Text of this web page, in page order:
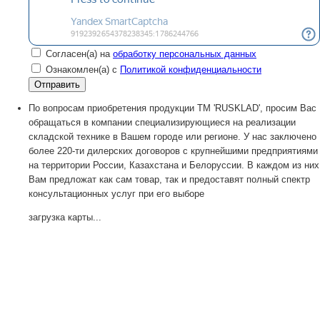
Согласен(а) на обработку персональных данных
Ознакомлен(а) с Политикой конфиденциальности
По вопросам приобретения продукции TM 'RUSKLAD', просим Вас
обращаться в компании специализирующиеся на реализации
складской технике в Вашем городе или регионе. У нас заключено
более 220-ти дилерских договоров с крупнейшими предприятиями
на территории России, Казахстана и Белоруссии. В каждом из них
Вам предложат как сам товар, так и предоставят полный спектр
консультационных услуг при его выборе
загрузка карты...